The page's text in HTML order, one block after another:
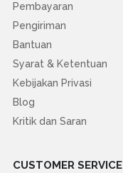
Pembayaran
Pengiriman
Bantuan
Syarat & Ketentuan
Kebijakan Privasi
Blog
Kritik dan Saran
CUSTOMER SERVICE